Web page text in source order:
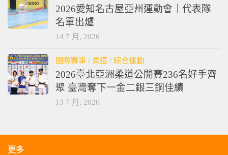
2026愛知名古屋亞州運動會｜代表隊
名單出爐
14 7 月, 2026
國際賽事 / 柔道 / 綜合運動
2026臺北亞洲柔道公開賽236名好手齊
聚 臺灣奪下一金二銀三銅佳績
13 7 月, 2026
更多